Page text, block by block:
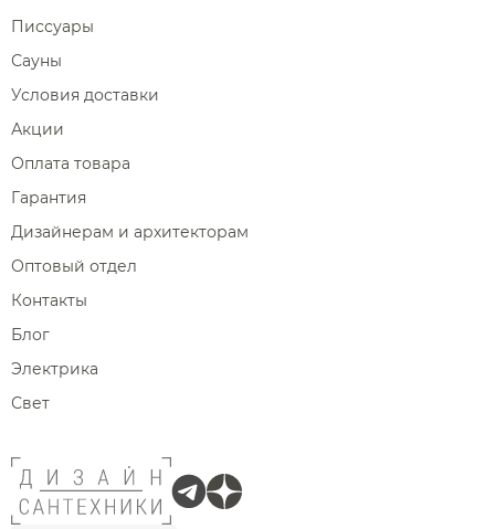
Писсуары
Сауны
Условия доставки
Акции
Оплата товара
Гарантия
Дизайнерам и архитекторам
Оптовый отдел
Контакты
Блог
Электрика
Свет